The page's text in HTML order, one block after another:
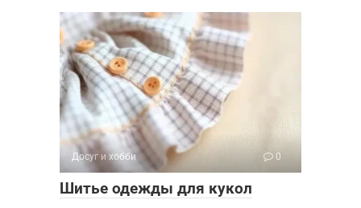
Досуг и хобби 0
Шитье одежды для кукол